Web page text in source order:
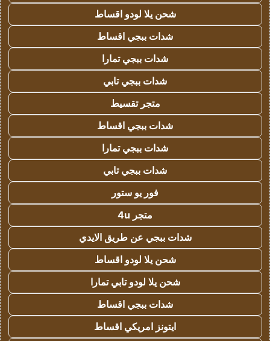
شحن يلا لودو اقساط
شدات ببجي اقساط
شدات ببجي تمارا
شدات ببجي تابي
متجر تقسيط
شدات ببجي اقساط
شدات ببجي تمارا
شدات ببجي تابي
فور يو ستور
متجر 4u
شدات ببجي عن طريق الايدي
شحن يلا لودو اقساط
شحن يلا لودو تابي تمارا
شدات ببجي اقساط
ايتونز امريكي اقساط